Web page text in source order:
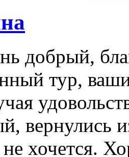
добрый,
тур,
вернулись
не хочется.